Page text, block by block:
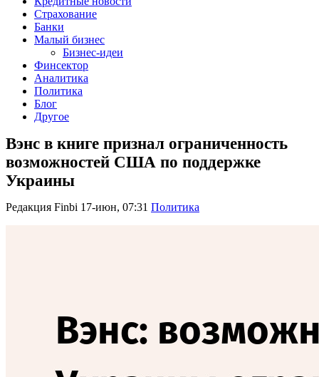
Страхование
Банки
Малый бизнес
Бизнес-идеи
Финсектор
Аналитика
Политика
Блог
Другое
Вэнс в книге признал ограниченность
возможностей США по поддержке
Украины
Редакция Finbi 17-июн, 07:31 Политика